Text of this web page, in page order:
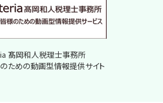
髙岡和人税理士事務所
ための動画型情報提供サイト